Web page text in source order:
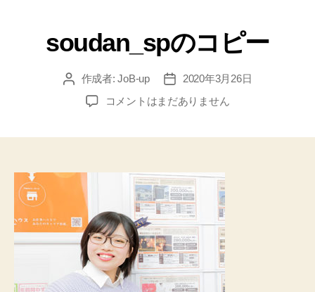
soudan_spのコピー
作成者:JoB-up
2020年3月26日
コメントはまだありません